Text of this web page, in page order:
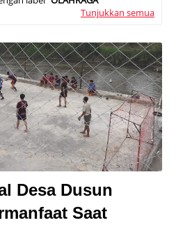
Tunjukkan semua
Desa Dusun
Saat